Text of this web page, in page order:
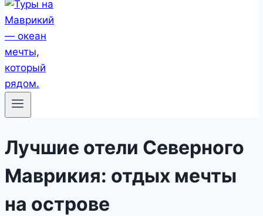
Лучшие отели Северного
Маврикия: отдых мечты
на острове